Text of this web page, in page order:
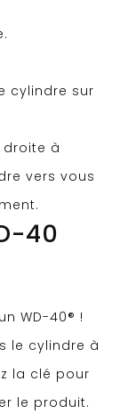
cylindre sur
droite à
vers vous
40
WD-40® !
le cylindre à
la clé pour
le produit.